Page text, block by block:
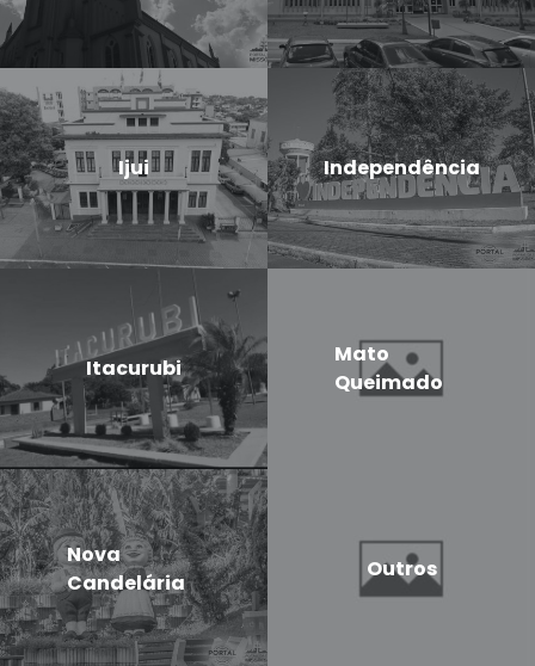
Ijui Independência
Itacurubi
Mato
Queimado
Nova
Candelária
Outros